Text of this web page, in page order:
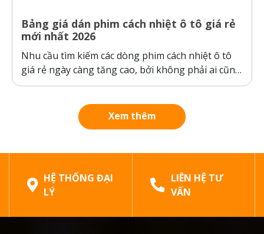
Bảng giá dán phim cách nhiệt ô tô giá rẻ
mới nhất 2026
Nhu cầu tìm kiếm các dòng phim cách nhiệt ô tô
giá rẻ ngày càng tăng cao, bởi không phải ai cũng
sẵn sàng bỏ ra hàng chục triệu đồng cho một gói
hãng” và “hàng giả, hàng nhái”...
Xem thêm
HỆ THỐNG ĐẠI
LÝ
LIÊN HỆ TƯ
VẤN